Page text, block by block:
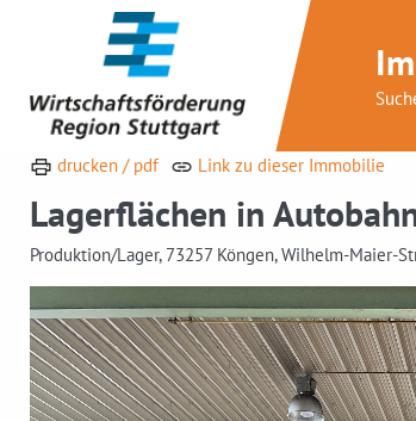
drucken / pdf Link zu dieser Immobilie
Lagerflächen in
Produktion/Lager, 73257 Köngen, Wilhelm-Maier-